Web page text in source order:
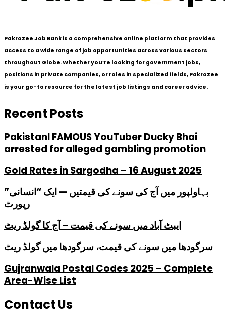
Pakrozee Job Bank is a comprehensive online platform that provides
access to a wide range of job opportunities across various sectors
throughout Globe. Whether you’re looking for government jobs,
positions in private companies, or roles in specialized fields, Pakrozee
is your go-to resource for the latest job listings and career advice.
Recent Posts
PakistanI FAMOUS YouTuber Ducky Bhai
arrested for alleged gambling promotion
Gold Rates in Sargodha – 16 August 2025
بہاولپور میں آج کی سونے کی قیمتیں — ایک “انسانی”
رپورٹ
ایبٹ آباد میں سونے کی قیمت – آج کا گولڈ ریٹ
سرگودھا میں سونے کی قیمت، سرگودھا میں گولڈ ریٹ
Gujranwala Postal Codes 2025 – Complete
Area-Wise List
Contact Us